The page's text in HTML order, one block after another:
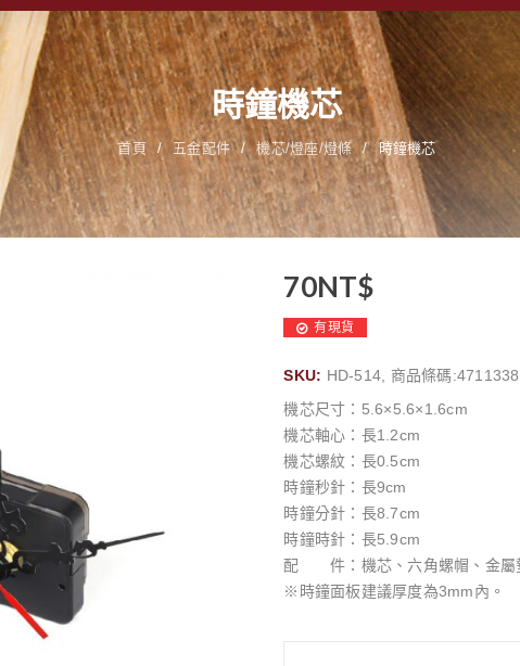
時鐘機芯
首頁 / 五金配件 / 機芯/燈座/燈條 / 時鐘機芯
70NT$
有現貨
SKU: HD-514, 商品條碼
機芯尺寸：5.6×5.6×1.6cm
機芯軸心：長1.2cm
機芯螺紋：長0.5cm
時鐘秒針：長9cm
時鐘分針：長8.7cm
時鐘時針：長5.9cm
配 件：機芯、六角螺帽、金屬
※時鐘面板建議厚度為3mm內。